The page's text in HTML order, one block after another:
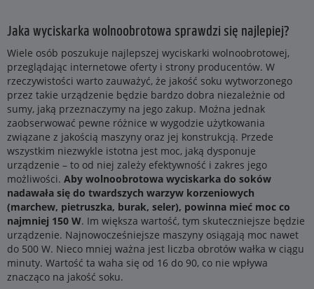
Jaka wyciskarka wolnoobrotowa sprawdzi się najlepiej?
Wiele osób poszukuje najlepszej wyciskarki wolnoobrotowej,
przeglądając internetowe oferty i strony producentów. W
rzeczywistości warto zauważyć, że jakość soku wytworzonego
przez takie urządzenie będzie bardzo dobra niezależnie od
sumy, jaką przeznaczymy na jego zakup. Można jednak
zaobserwować pewne różnice w wygodzie użytkowania
związane z jakością maszyny oraz jej konstrukcją. Przede
wszystkim niezwykle istotna jest moc, jaką dysponuje
urządzenie – to od niej zależy efektywność i zakres jego
możliwości. Aby wolnoobrotowa wyciskarka do soków
nadawała się do twardszych warzyw korzeniowych
(marchew, pietruszka, burak, seler), powinna mieć moc co
najmniej 150 W. Im większa wartość, tym skuteczniejsze będzie
urządzenie. Najnowocześniejsze maszyny osiągają moc nawet
do 500 W. Nieco mniej ważna jest liczba obrotów wałka w ciągu
minuty. Wartość ta waha się od 16 do 90, co nie wpływa
znacząco na jakość soku.